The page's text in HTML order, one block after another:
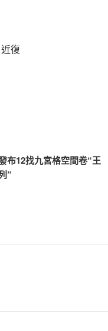
復
布12找九宮格空間卷“王
”